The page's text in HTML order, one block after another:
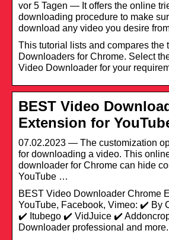
vor 5 Tagen — It offers the online
downloading procedure to make
download any video you desire
This tutorial lists and compares the
Downloaders for Chrome. Select
Video Downloader for your
BEST Video
Extension for
07.02.2023 — The customization
for downloading a video. This
downloader for Chrome can hide
YouTube …
BEST Video Downloader Chrome
YouTube, Facebook, Vimeo: ✔️ By
✔️ Itubego ✔️ VidJuice ✔️
Downloader professional and more.